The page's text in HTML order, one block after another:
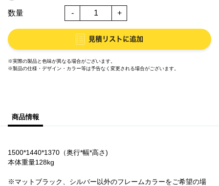
数量 - +
見積リストに追加
※実際の製品と色味が異なる場合がございます。
※製品の仕様・デザイン・カラー等は予告なく変更される場合がございます。
商品情報
1500*1440*1370（奥行*幅*高さ)
本体重量128kg
※マットブラック、シルバー以外のフレームカラーをご希望の場